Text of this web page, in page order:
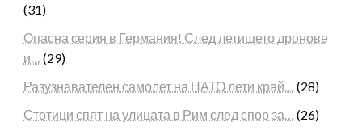
(31)
Опасна серия в Германия! След летището дронове
и… (29)
Разузнавателен самолет на НАТО лети край… (28)
Стотици спят на улицата в Рим след спор за… (26)